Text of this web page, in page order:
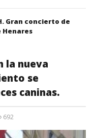
Gran concierto de
Henares
la nueva
se
caninas.
692